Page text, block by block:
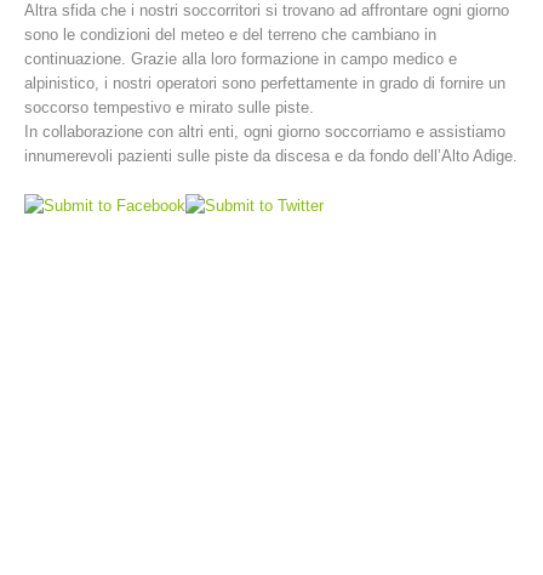
Altra sfida che i nostri soccorritori si trovano ad affrontare ogni giorno
sono le condizioni del meteo e del terreno che cambiano in
continuazione. Grazie alla loro formazione in campo medico e
alpinistico, i nostri operatori sono perfettamente in grado di fornire un
soccorso tempestivo e mirato sulle piste.
In collaborazione con altri enti, ogni giorno soccorriamo e assistiamo
innumerevoli pazienti sulle piste da discesa e da fondo dell’Alto Adige.